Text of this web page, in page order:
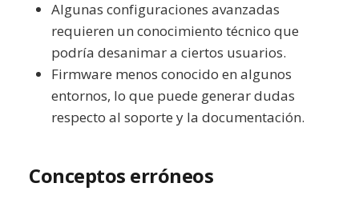
Algunas configuraciones avanzadas
requieren un conocimiento técnico que
podría desanimar a ciertos usuarios.
Firmware menos conocido en algunos
entornos, lo que puede generar dudas
respecto al soporte y la documentación.
Conceptos erróneos